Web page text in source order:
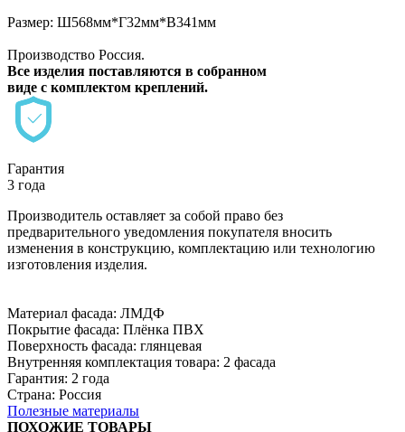
Размер: Ш568мм*Г32мм*В341мм
Производство Россия.
Все изделия поставляются в собранном
виде с комплектом креплений.
Гарантия
3 года
Производитель оставляет за собой право без
предварительного уведомления покупателя вносить
изменения в конструкцию, комплектацию или технологию
изготовления изделия.
Материал фасада: ЛМДФ
Покрытие фасада: Плёнка ПВХ
Поверхность фасада: глянцевая
Внутренняя комплектация товара: 2 фасада
Гарантия: 2 года
Страна: Россия
Полезные материалы
ПОХОЖИЕ ТОВАРЫ